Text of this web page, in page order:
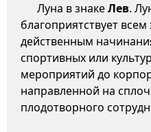
Луна в знакеЛев.
благоприятствует
действенным
спортивных или
мероприятий до
направленной на
плодотворного